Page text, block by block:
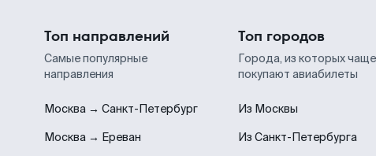
Топ направлений
Самые популярные
направления
Москва → Санкт-Петербург
Москва → Ереван
Топ городов
Города, из которых чаще
покупают авиабилеты
Из Москвы
Из Санкт-Петербурга